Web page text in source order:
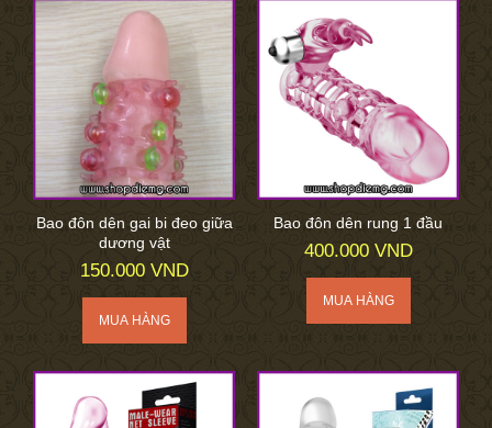
Bao đôn dên gai bi đeo giữa
dương vật
150.000 VND
Bao đôn dên rung 1 đầu
400.000 VND